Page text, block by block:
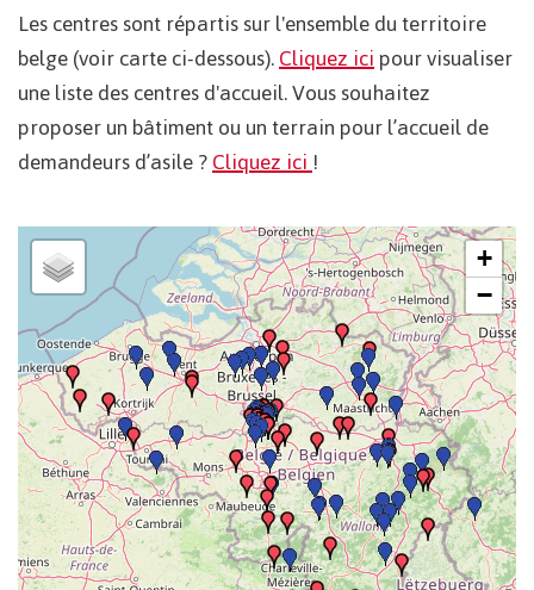
Les centres sont répartis sur l'ensemble du territoire
belge (voir carte ci-dessous).Cliquez icipour visualiser
une liste des centres d'accueil. Vous souhaitez
proposer un bâtiment ou un terrain pour l’accueil de
demandeurs d’asile ?Cliquez ici!
+
−